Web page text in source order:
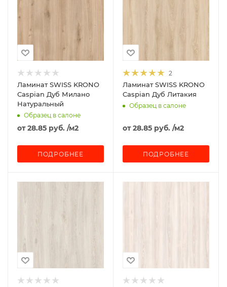
Ламинат SWISS KRONO
Caspian Дуб Милано
Натуральный
Образец в салоне
от28.85 руб. /м2
ПОДРОБНЕЕ
2
Ламинат SWISS KRONO
Caspian Дуб Литакия
Образец в салоне
от28.85 руб. /м2
ПОДРОБНЕЕ